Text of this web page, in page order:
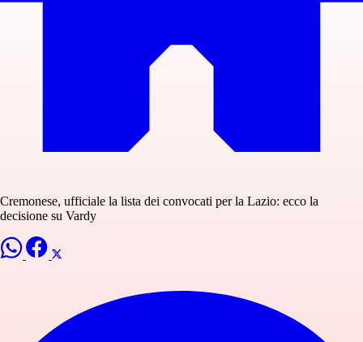
Cremonese, ufficiale la lista dei convocati per la Lazio: ecco la
decisione su Vardy